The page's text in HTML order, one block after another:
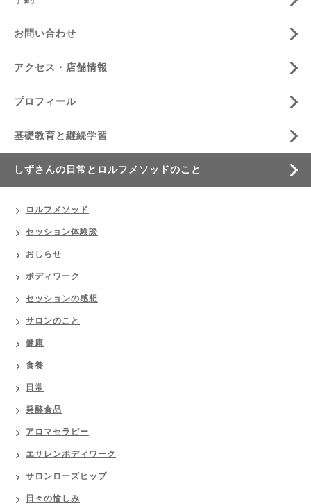
お問い合わせ
アクセス・店舗情報
プロフィール
基礎教育と継続学習
しずさんの日常とロルフメソッドのこと
ロルフメソッド
セッション体験談
おしらせ
ボディワーク
セッションの感想
サロンのこと
健康
食養
日常
発酵食品
アロマセラピー
エサレンボディワーク
サロンローズヒップ
日々の愉しみ